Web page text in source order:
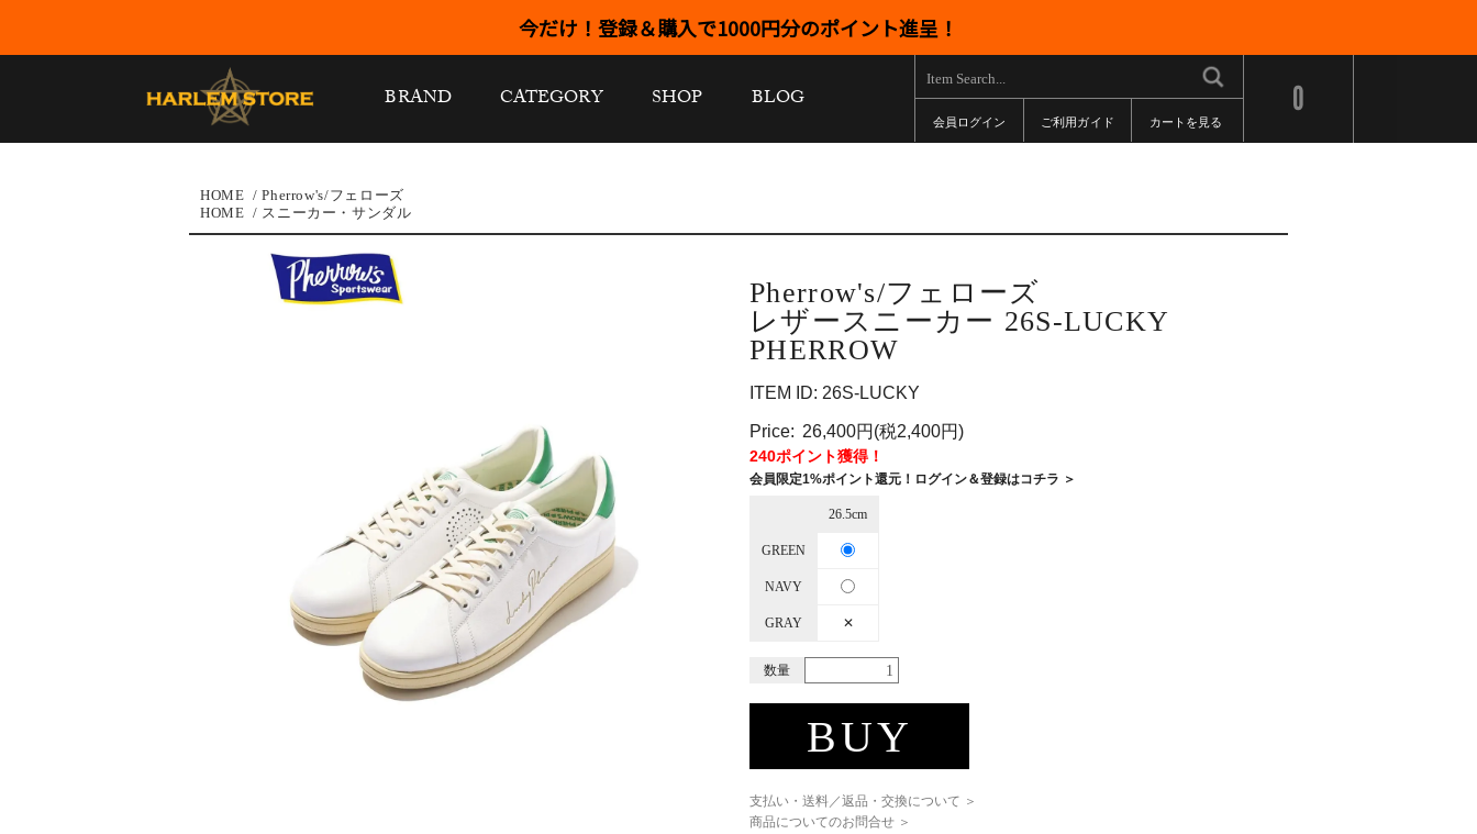
今だけ！登録＆購入で1000円分のポイント進呈！
BRAND CATEGORY SHOP BLOG 0
会員ログイン ご利用ガイド カートを見る
HOME /Pherrow's/フェローズ
HOME / スニーカー・サンダル
Pherrow's/フェローズ
レザースニーカー 26S-LUCKY
PHERROW
ITEM ID: 26S-LUCKY
Price: 26,400円(税2,400円)
240ポイント獲得！
会員限定1%ポイント還元！ログイン＆登録はコチラ ＞
26.5cm
GREEN
NAVY
GRAY ✕
数量
BUY
支払い・送料／返品・交換について ＞
商品についてのお問合せ ＞